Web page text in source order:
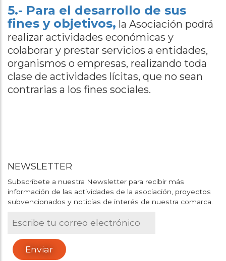
5.- Para el desarrollo de sus
fines y objetivos, la Asociación podrá
realizar actividades económicas y
colaborar y prestar servicios a entidades,
organismos o empresas, realizando toda
clase de actividades lícitas, que no sean
contrarias a los fines sociales.
NEWSLETTER
Subscríbete a nuestra Newsletter para recibir más
información de las actividades de la asociación, proyectos
subvencionados y noticias de interés de nuestra comarca.